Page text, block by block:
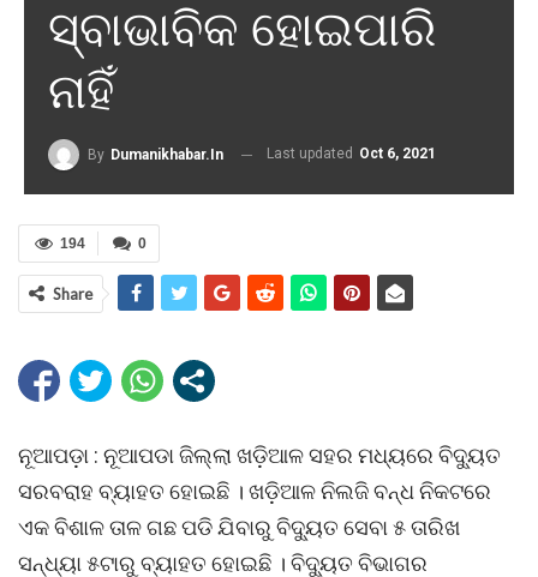
ସ୍ବାଭାବିକ ହୋଇପାରି
ନାହିଁ
By Dumanikhabar.in Last updated Oct 6, 2021
0
194
Share
ନୂଆପଡ଼ା : ନୂଆପଡା ଜିଲ୍ଲା ଖଡ଼ିଆଳ ସହର ମଧ୍ୟରେ ବିଦ୍ୟୁତ
ସରବରାହ ବ୍ୟାହତ ହୋଇଛି । ଖଡ଼ିଆଳ ନିଲଜି ବନ୍ଧ ନିକଟରେ
ଏକ ବିଶାଳ ତାଳ ଗଛ ପଡି ଯିବାରୁ ବିଦ୍ୟୁତ ସେବା ୫ ତାରିଖ
ସନ୍ଧ୍ୟା ୫ଟାରୁ ବ୍ୟାହତ ହୋଇଛି । ବିଦ୍ୟୁତ ବିଭାଗର